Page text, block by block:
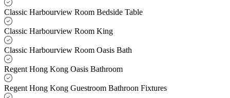
Classic Harbourview Room Bedside Table
Classic Harbourview Room King
Classic Harbourview Room Oasis Bath
Regent Hong Kong Oasis Bathroom
Regent Hong Kong Guestroom Bathroon Fixtures